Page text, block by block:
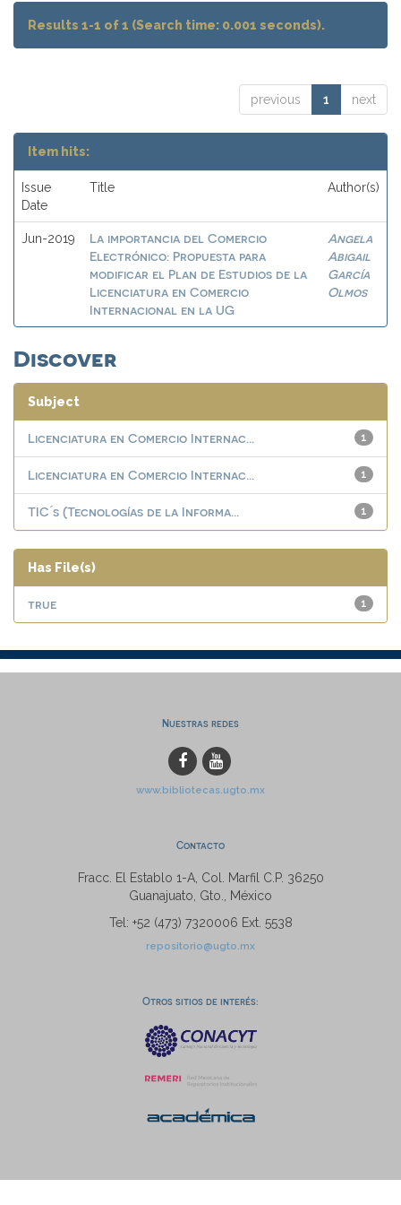
Results 1-1 of 1 (Search time: 0.001 seconds).
previous 1 next
Item hits:
Issue
Date
Title Author(s)
Jun-2019
La importancia del Comercio
Electrónico: Propuesta para
modificar el Plan de Estudios de la
Licenciatura en Comercio
Internacional en la UG
Angela
Abigail
García
Olmos
Discover
Subject
1
Licenciatura en Comercio Internac...
1
Licenciatura en Comercio Internac...
1
TIC ́s (Tecnologías de la Informa...
Has File(s)
1
true
Nuestras redes
www.bibliotecas.ugto.mx
Contacto
Fracc. El Establo 1-A, Col. Marfil C.P. 36250
Guanajuato, Gto., México
Tel: +52 (473) 7320006 Ext. 5538
repositorio@ugto.mx
Otros sitios de interés: